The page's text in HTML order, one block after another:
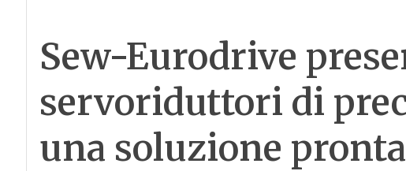
Sew-Eurodrive
servoriduttori di
una soluzione